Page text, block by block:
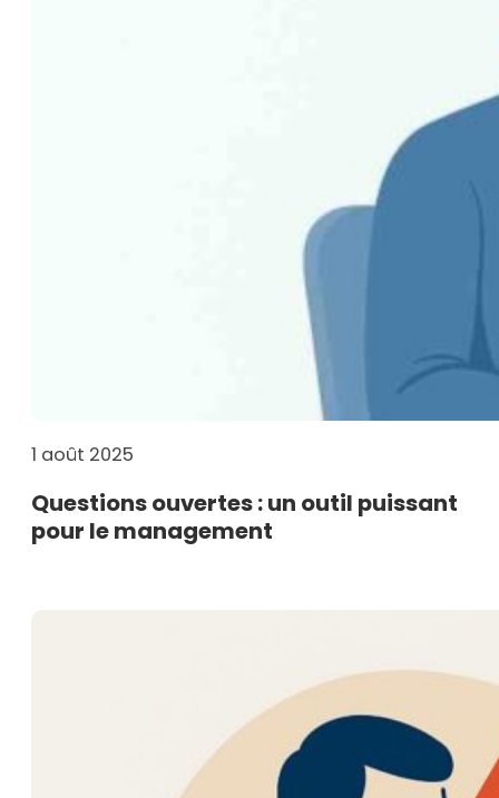
1 août 2025
Questions ouvertes : un outil puissant
pour le management